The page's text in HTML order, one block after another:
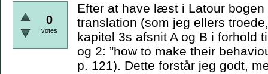
0
votes
Efter at have læst i Latour
translation (som jeg ellers
kapitel 3s afsnit A og B i forhold
og 2: ”how to make their
p. 121). Dette forstår jeg godt,